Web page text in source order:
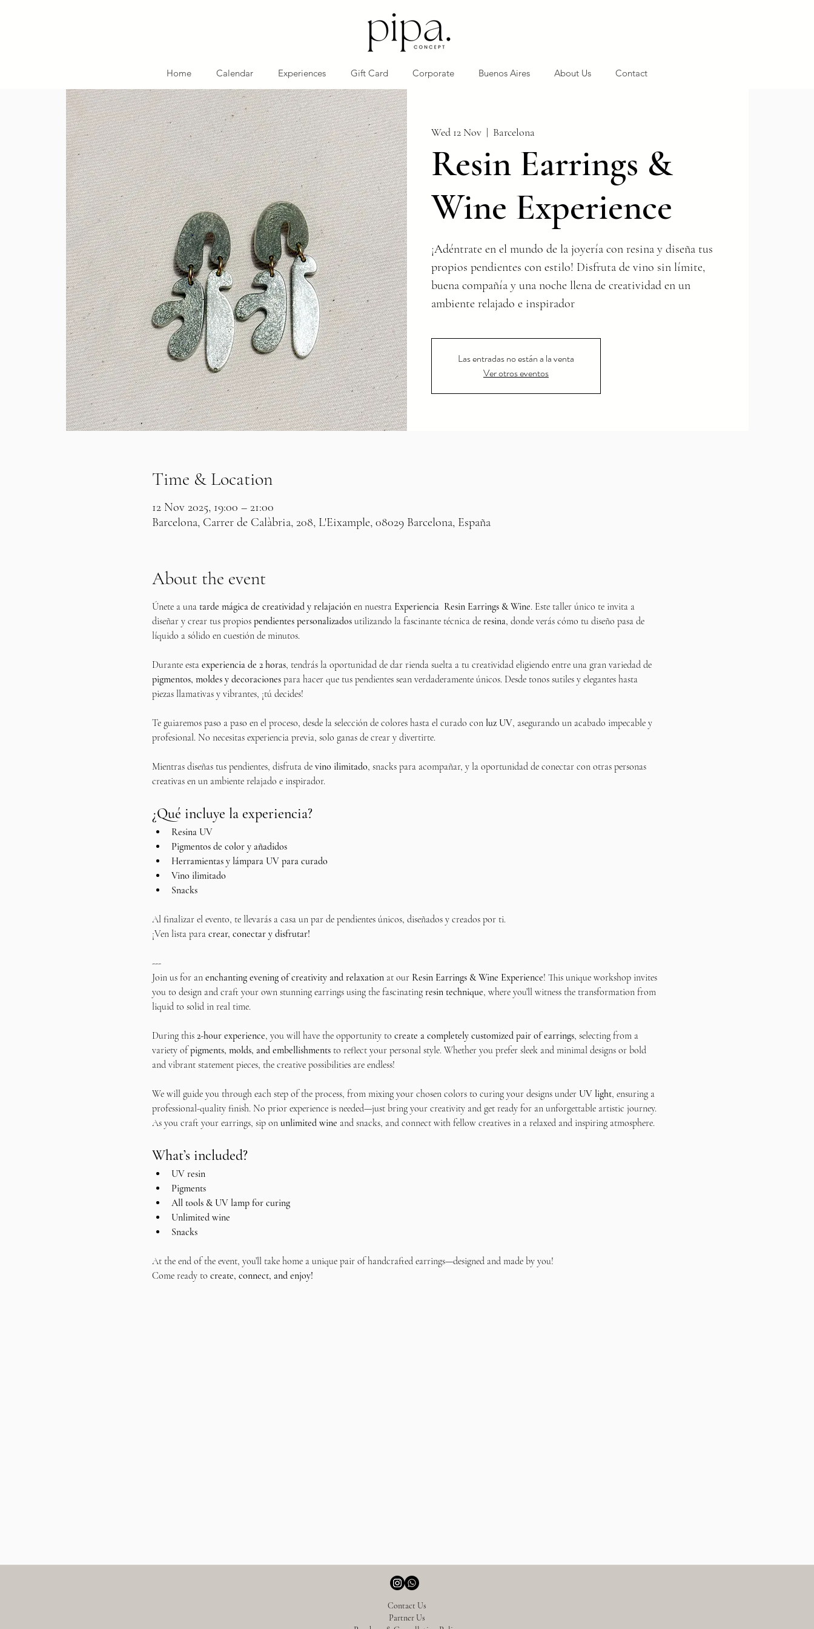
Home Calendar Experiences Gift Card Corporate Buenos Aires About Us Contact
Wed 12 Nov
  |
Barcelona
Resin Earrings &
Wine Experience
¡Adéntrate en el mundo de la joyería con resina y diseña tus
propios pendientes con estilo! Disfruta de vino sin límite,
buena compañía y una noche llena de creatividad en un
ambiente relajado e inspirador
Las entradas no están a la venta
Ver otros eventos
Time & Location
12 Nov 2025, 19:00 – 21:00
Barcelona, Carrer de Calàbria, 208, L'Eixample, 08029 Barcelona, España
About the event
Únete a una tarde mágica de creatividad y relajación en nuestra Experiencia  Resin Earrings & Wine. Este taller único te invita a
diseñar y crear tus propios pendientes personalizados utilizando la fascinante técnica de resina, donde verás cómo tu diseño pasa de
líquido a sólido en cuestión de minutos.
Durante esta experiencia de 2 horas, tendrás la oportunidad de dar rienda suelta a tu creatividad eligiendo entre una gran variedad de
pigmentos, moldes y decoraciones para hacer que tus pendientes sean verdaderamente únicos. Desde tonos sutiles y elegantes hasta
piezas llamativas y vibrantes, ¡tú decides!
Te guiaremos paso a paso en el proceso, desde la selección de colores hasta el curado con luz UV, asegurando un acabado impecable y
profesional. No necesitas experiencia previa, solo ganas de crear y divertirte.
Mientras diseñas tus pendientes, disfruta de vino ilimitado, snacks para acompañar, y la oportunidad de conectar con otras personas
creativas en un ambiente relajado e inspirador.
¿Qué incluye la experiencia?
Resina UV
Pigmentos de color y añadidos
Herramientas y lámpara UV para curado
Vino ilimitado
Snacks
Al finalizar el evento, te llevarás a casa un par de pendientes únicos, diseñados y creados por ti.
¡Ven lista para crear, conectar y disfrutar!
---
Join us for an enchanting evening of creativity and relaxation at our Resin Earrings & Wine Experience! This unique workshop invites
you to design and craft your own stunning earrings using the fascinating resin technique, where you’ll witness the transformation from
liquid to solid in real time.
During this 2-hour experience, you will have the opportunity to create a completely customized pair of earrings, selecting from a
variety of pigments, molds, and embellishments to reflect your personal style. Whether you prefer sleek and minimal designs or bold
and vibrant statement pieces, the creative possibilities are endless!
We will guide you through each step of the process, from mixing your chosen colors to curing your designs under UV light, ensuring a
professional-quality finish. No prior experience is needed—just bring your creativity and get ready for an unforgettable artistic journey.
As you craft your earrings, sip on unlimited wine and snacks, and connect with fellow creatives in a relaxed and inspiring atmosphere.
What’s included?
UV resin
Pigments
All tools & UV lamp for curing
Unlimited wine
Snacks
At the end of the event, you’ll take home a unique pair of handcrafted earrings—designed and made by you!
Come ready to create, connect, and enjoy!
Contact Us
Partner Us